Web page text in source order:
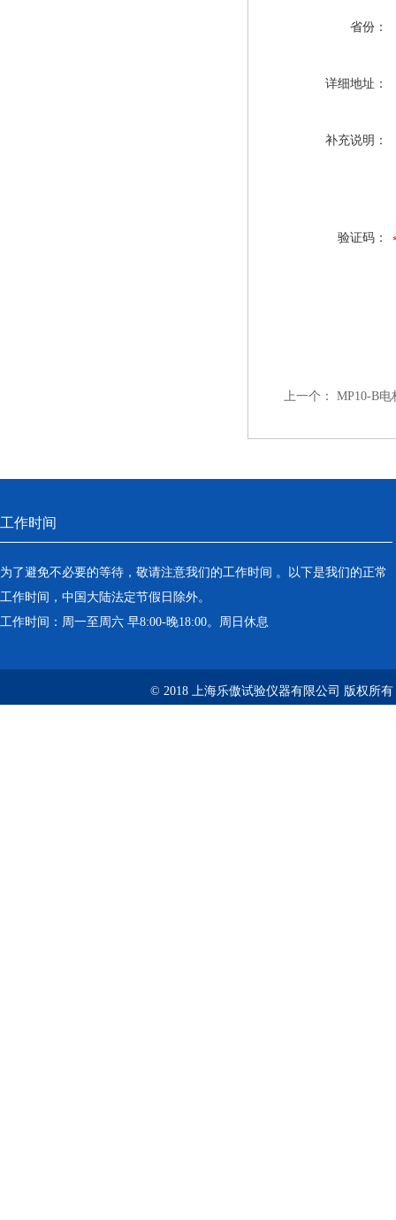
省份：
详细地址：
补充说明：
验证码：
上一个： MP10-B
工作时间
为了避免不必要的等待，敬请注意我们的工作时间 。以下是我们的正常
工作时间，中国大陆法定节假日除外。
工作时间：周一至周六 早8:00-晚18:00。周日休息
© 2018 上海乐傲试验仪器有限公司 版权所